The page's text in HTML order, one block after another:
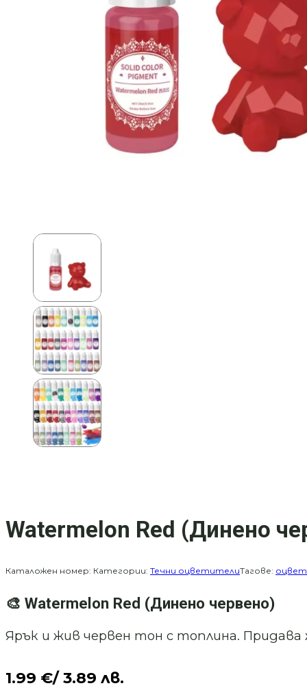
Watermelon Red (Динено
Каталожен номер: Категории: Течни оцветителиТагове:
🎨 Watermelon Red (Динено червено)
Ярък и жив червен тон с топлина. Придава
1.99 €/ 3.89 лв.